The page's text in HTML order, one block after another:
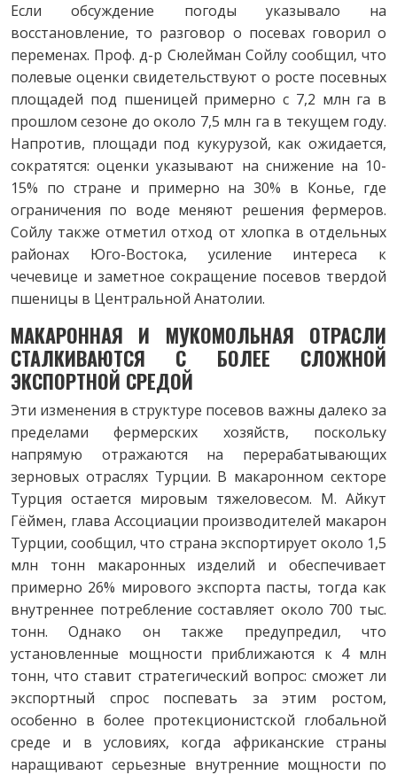
Если обсуждение погоды указывало на
восстановление, то разговор о посевах говорил о
переменах. Проф. д-р Сюлейман Сойлу сообщил, что
полевые оценки свидетельствуют о росте посевных
площадей под пшеницей примерно с 7,2 млн га в
прошлом сезоне до около 7,5 млн га в текущем году.
Напротив, площади под кукурузой, как ожидается,
сократятся: оценки указывают на снижение на 10-
15% по стране и примерно на 30% в Конье, где
ограничения по воде меняют решения фермеров.
Сойлу также отметил отход от хлопка в отдельных
районах Юго-Востока, усиление интереса к
чечевице и заметное сокращение посевов твердой
пшеницы в Центральной Анатолии.
МАКАРОННАЯ И МУКОМОЛЬНАЯ ОТРАСЛИ
СТАЛКИВАЮТСЯ С БОЛЕЕ СЛОЖНОЙ
ЭКСПОРТНОЙ СРЕДОЙ
Эти изменения в структуре посевов важны далеко за
пределами фермерских хозяйств, поскольку
напрямую отражаются на перерабатывающих
зерновых отраслях Турции. В макаронном секторе
Турция остается мировым тяжеловесом. М. Айкут
Гёймен, глава Ассоциации производителей макарон
Турции, сообщил, что страна экспортирует около 1,5
млн тонн макаронных изделий и обеспечивает
примерно 26% мирового экспорта пасты, тогда как
внутреннее потребление составляет около 700 тыс.
тонн. Однако он также предупредил, что
установленные мощности приближаются к 4 млн
тонн, что ставит стратегический вопрос: сможет ли
экспортный спрос поспевать за этим ростом,
особенно в более протекционистской глобальной
среде и в условиях, когда африканские страны
наращивают серьезные внутренние мощности по